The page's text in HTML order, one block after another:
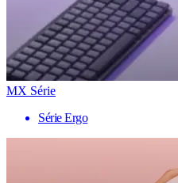
MX Série
Série Ergo